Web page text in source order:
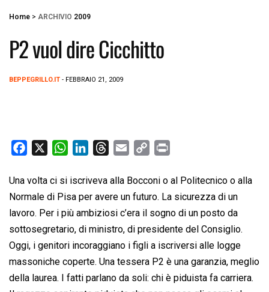
Home > ARCHIVIO 2009
P2 vuol dire Cicchitto
BEPPEGRILLO.IT - FEBBRAIO 21, 2009
c
e
b
o
o
k
W
a
t
s
A
p
p
n
k
e
d
I
n
r
e
a
d
s
a
i
l
p
y
L
i
n
k
i
n
t
Una volta ci si iscriveva alla Bocconi o al Politecnico o alla
Normale di Pisa per avere un futuro. La sicurezza di un
lavoro. Per i più ambiziosi c’era il sogno di un posto da
sottosegretario, di ministro, di presidente del Consiglio.
Oggi, i genitori incoraggiano i figli a iscriversi alle logge
massoniche coperte. Una tessera P2 è una garanzia, meglio
della laurea. I fatti parlano da soli: chi è piduista fa carriera.